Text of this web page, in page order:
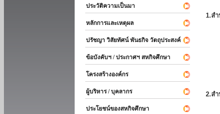
ประวัติความเป็นมา
หลักการและเหตุผล
ปรัชญา วิสัยทัศน์ พันธกิจ วัตถุประสงค์
ข้อบังคับฯ / ประกาศฯ สหกิจศึกษา
โครงสร้างองค์กร
ผู้บริหาร / บุคลากร
ประโยชน์ของสหกิจศึกษา
1.ส
2.ส